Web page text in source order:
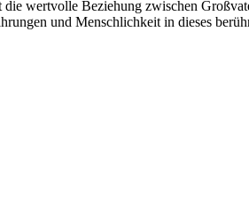
wertvolle Beziehung zwischen
und Menschlichkeit in dieses